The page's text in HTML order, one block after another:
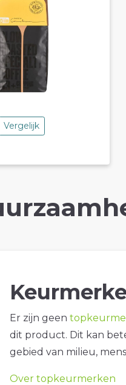
Vergelijk
Er zijn geen
dit product. Dit kan
gebied van milieu,
Over topkeurmerken